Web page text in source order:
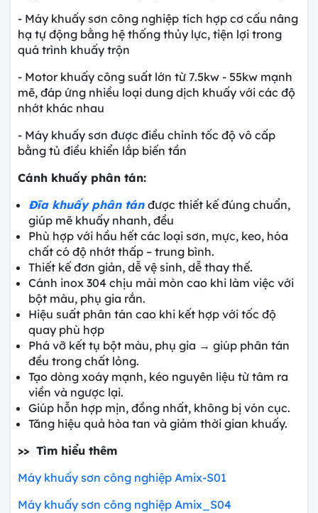
- Máy khuấy sơn công nghiệp tích hợp cơ cấu nâng
hạ tự động bằng hệ thống thủy lực, tiện lợi trong
quá trình khuấy trộn
- Motor khuấy công suất lớn từ 7.5kw - 55kw mạnh
mẽ, đáp ứng nhiều loại dung dịch khuấy với các độ
nhớt khác nhau
- Máy khuấy sơn được điều chỉnh tốc độ vô cấp
bằng tủ điều khiển lắp biến tần
Cánh khuấy phân tán:
Đĩa khuấy phân tán được thiết kế đúng chuẩn,
giúp mẽ khuấy nhanh, đều
Phù hợp với hầu hết các loại sơn, mực, keo, hóa
chất có độ nhớt thấp – trung bình.
Thiết kế đơn giản, dễ vệ sinh, dễ thay thế.
Cánh inox 304 chịu mài mòn cao khi làm việc với
bột màu, phụ gia rắn.
Hiệu suất phân tán cao khi kết hợp với tốc độ
quay phù hợp
Phá vỡ kết tụ bột màu, phụ gia → giúp phân tán
đều trong chất lỏng.
Tạo dòng xoáy mạnh, kéo nguyên liệu từ tâm ra
viền và ngược lại.
Giúp hỗn hợp mịn, đồng nhất, không bị vón cục.
Tăng hiệu quả hòa tan và giảm thời gian khuấy.
>> Tìm hiểu thêm
Máy khuấy sơn công nghiệp Amix-S01
Máy khuấy sơn công nghiệp Amix_S04